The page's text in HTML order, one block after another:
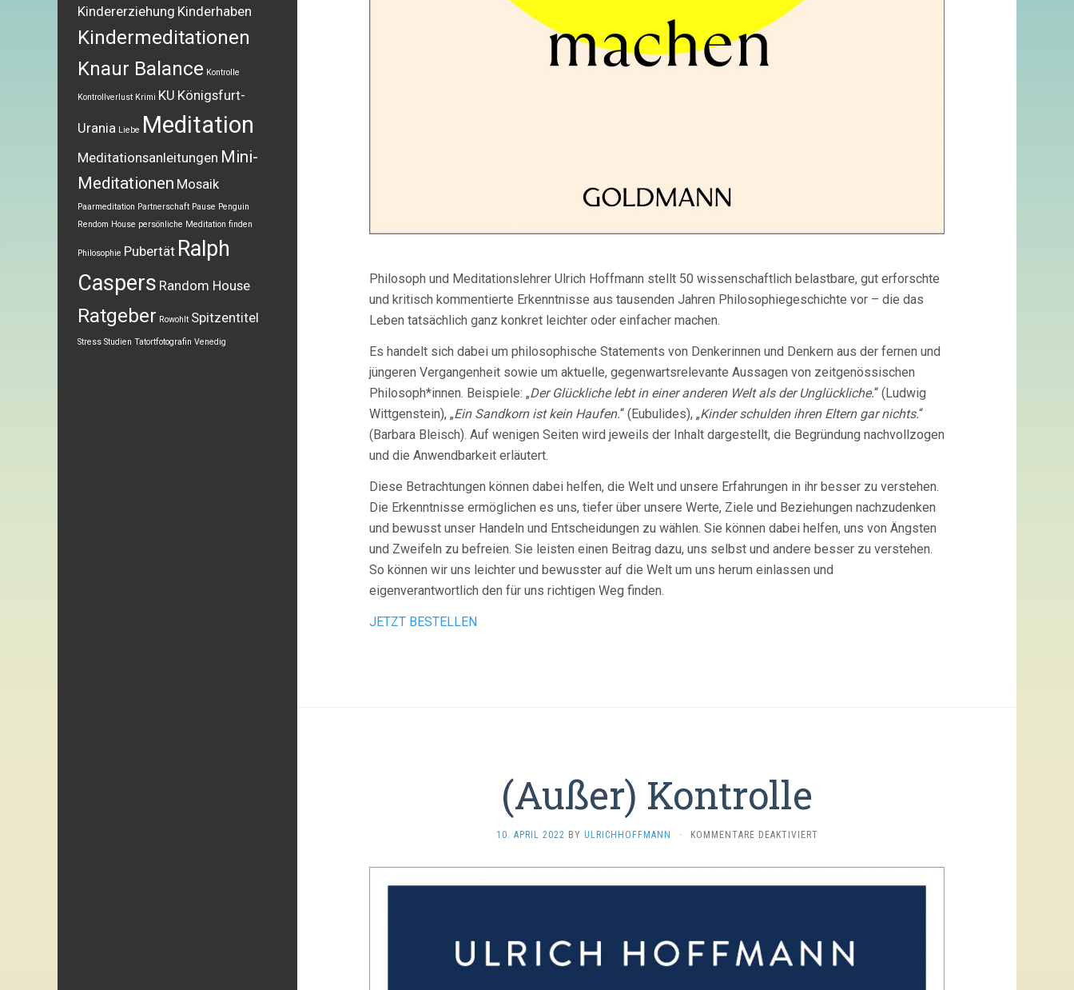
Kindererziehung Kinderhaben
Kindermeditationen
Knaur Balance Kontrolle
Kontrollverlust Krimi KU Königsfurt-
Urania Liebe Meditation
Meditationsanleitungen Mini-
Meditationen Mosaik
Paarmeditation Partnerschaft Pause Penguin
Rendom House persönliche Meditation finden
Philosophie Pubertät Ralph
Caspers Random House
Ratgeber Rowohlt Spitzentitel
Stress Studien Tatortfotografin Venedig
Philosoph und Meditationslehrer Ulrich Hoffmann stellt 50 wissenschaftlich belastbare, gut erforschte
und kritisch kommentierte Erkenntnisse aus tausenden Jahren Philosophiegeschichte vor – die das
Leben tatsächlich ganz konkret leichter oder einfacher machen.
Es handelt sich dabei um philosophische Statements von Denkerinnen und Denkern aus der fernen und
jüngeren Vergangenheit sowie um aktuelle, gegenwartsrelevante Aussagen von zeitgenössischen
Philosoph*innen. Beispiele: „Der Glückliche lebt in einer anderen Welt als der Unglückliche.“ (Ludwig
Wittgenstein), „Ein Sandkorn ist kein Haufen.“ (Eubulides), „Kinder schulden ihren Eltern gar nichts.“
(Barbara Bleisch). Auf wenigen Seiten wird jeweils der Inhalt dargestellt, die Begründung nachvollzogen
und die Anwendbarkeit erläutert.
Diese Betrachtungen können dabei helfen, die Welt und unsere Erfahrungen in ihr besser zu verstehen.
Die Erkenntnisse ermöglichen es uns, tiefer über unsere Werte, Ziele und Beziehungen nachzudenken
und bewusst unser Handeln und Entscheidungen zu wählen. Sie können dabei helfen, uns von Ängsten
und Zweifeln zu befreien. Sie leisten einen Beitrag dazu, uns selbst und andere besser zu verstehen.
So können wir uns leichter und bewusster auf die Welt um uns herum einlassen und
eigenverantwortlich den für uns richtigen Weg finden.
JETZT BESTELLEN
(Außer) Kontrolle
10. APRIL 2022 BY ULRICHHOFFMANN · KOMMENTARE DEAKTIVIERT
ONTROLLE